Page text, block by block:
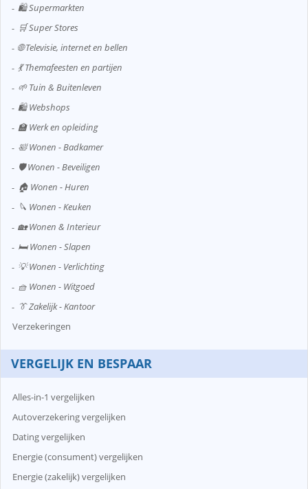
🛍️ Supermarkten
🛒 Super Stores
🌐 Televisie, internet en bellen
💃 Themafeesten en partijen
🌱 Tuin & Buitenleven
🛍️ Webshops
🏫 Werk en opleiding
🛀 Wonen - Badkamer
🛡️ Wonen - Beveiligen
🏠 Wonen - Huren
🔪 Wonen - Keuken
🏡 Wonen & Interieur
🛏️ Wonen - Slapen
💡 Wonen - Verlichting
🧺 Wonen - Witgoed
👔 Zakelijk - Kantoor
Verzekeringen
VERGELIJK EN BESPAAR
Alles-in-1 vergelijken
Autoverzekering vergelijken
Dating vergelijken
Energie (consument) vergelijken
Energie (zakelijk) vergelijken